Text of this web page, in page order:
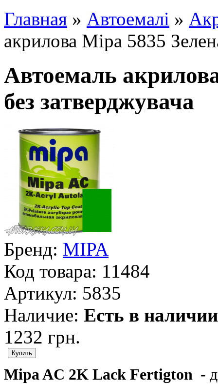
Главная » Автоемалі »
акрилова Mipa 5835
Автоемаль
без затверджувача
Бренд: MIPA
Код товара: 11484
Артикул: 5835
Наличие: Есть в наличии
1232 грн.
Mipa AC 2K Lack Fertigton -